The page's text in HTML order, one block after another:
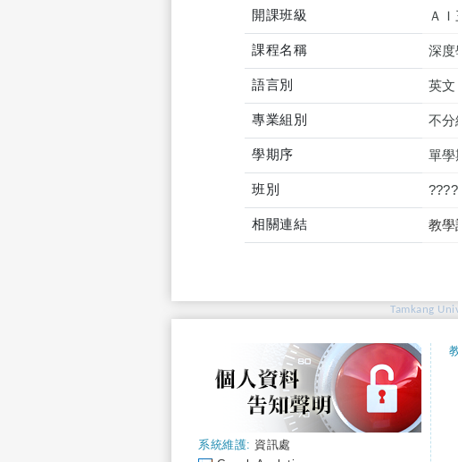
開課班級 Ａ
課程名稱 深
語言別 英文
專業組別 不分
學期序 單學
班別 ????
相關連結 教
Tamkang
系統維護: 資訊處